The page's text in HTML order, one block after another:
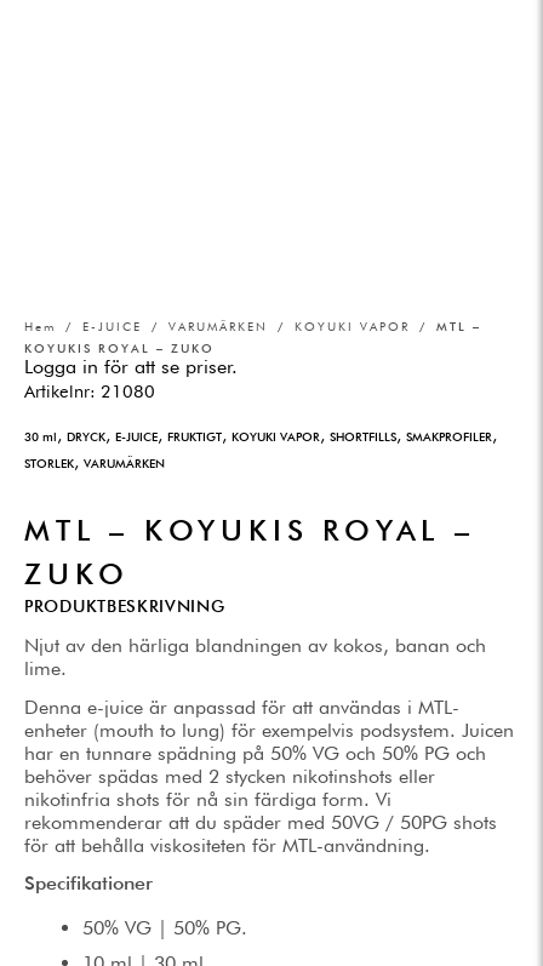
Hem / E-JUICE / VARUMÄRKEN / KOYUKI VAPOR
/ MTL –
KOYUKIS ROYAL – ZUKO
Logga in för att se priser.
Artikelnr: 21080
30 ml, DRYCK, E-JUICE, FRUKTIGT, KOYUKI VAPOR, SHORTFILLS, SMAKPROFILER,
STORLEK, VARUMÄRKEN
MTL – KOYUKIS ROYAL –
ZUKO
PRODUKTBESKRIVNING
Njut av den härliga blandningen av kokos, banan och
lime.
Denna e-juice är anpassad för att användas i MTL-
enheter (mouth to lung) för exempelvis podsystem. Juicen
har en tunnare spädning på 50% VG och 50% PG och
behöver spädas med 2 stycken nikotinshots eller
nikotinfria shots för nå sin färdiga form. Vi
rekommenderar att du späder med 50VG / 50PG shots
för att behålla viskositeten för MTL-användning.
Specifikationer
50% VG | 50% PG.